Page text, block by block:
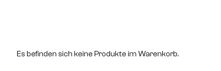
Es befinden sich keine Produkte im Warenkorb.